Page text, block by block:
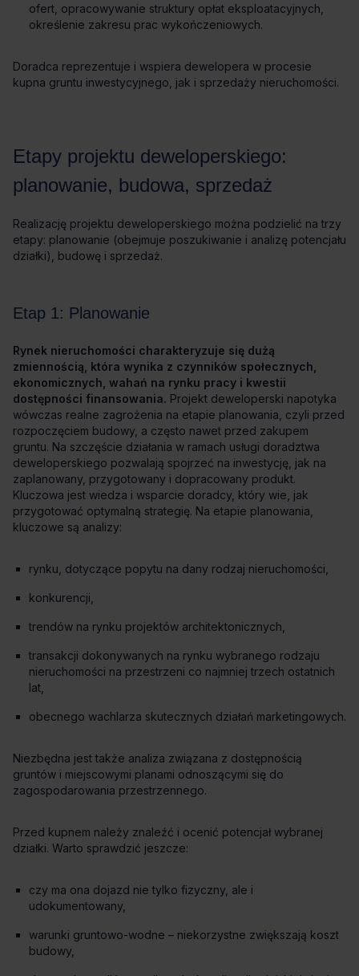
ofert, opracowywanie struktury opłat eksploatacyjnych,
określenie zakresu prac wykończeniowych.
Rynek nieruchomości charakteryzuje się dużą
zmiennością, która wynika z czynników społecznych,
ekonomicznych, wahań na rynku pracy i kwestii
dostępności finansowania.
rynku, dotyczące popytu na dany rodzaj nieruchomości,
konkurencji,
trendów na rynku projektów architektonicznych,
transakcji dokonywanych na rynku wybranego rodzaju
nieruchomości na przestrzeni co najmniej trzech ostatnich
lat,
obecnego wachlarza skutecznych działań marketingowych.
czy ma ona dojazd nie tylko fizyczny, ale i
udokumentowany,
warunki gruntowo-wodne – niekorzystne zwiększają koszt
budowy,